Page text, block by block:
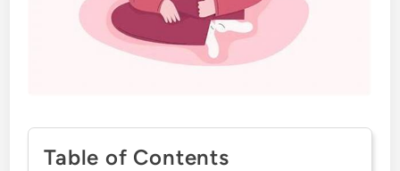
Table of Contents